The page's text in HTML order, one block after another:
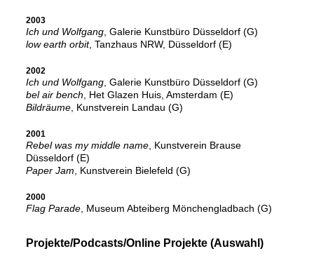
2003
Ich und Wolfgang, Galerie Kunstbüro Düsseldorf (G)
low earth orbit, Tanzhaus NRW, Düsseldorf (E)
2002
Ich und Wolfgang, Galerie Kunstbüro Düsseldorf (G)
bel air bench , Het Glazen Huis, Amsterdam (E)
Bildräume, Kunstverein Landau (G)
2001
Rebel was my middle name, Kunstverein Brause
Düsseldorf (E)
Paper Jam , Kunstverein Bielefeld (G)
2000
Flag Parade, Museum Abteiberg Mönchengladbach (G)
Projekte/Podcasts/Online Projekte (Auswahl)